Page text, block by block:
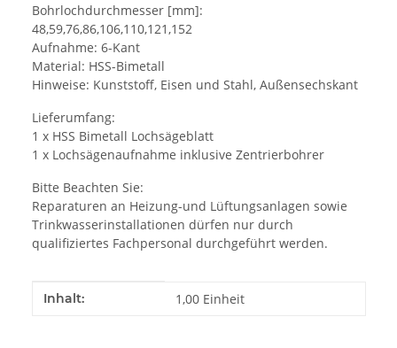
Bohrlochdurchmesser [mm]:
48,59,76,86,106,110,121,152
Aufnahme: 6-Kant
Material: HSS-Bimetall
Hinweise: Kunststoff, Eisen und Stahl, Außensechskant
Lieferumfang:
1 x HSS Bimetall Lochsägeblatt
1 x Lochsägenaufnahme inklusive Zentrierbohrer
Bitte Beachten Sie:
Reparaturen an Heizung-und Lüftungsanlagen sowie
Trinkwasserinstallationen dürfen nur durch
qualifiziertes Fachpersonal durchgeführt werden.
Produkteigenschaft
Wert
Inhalt: 1,00 Einheit